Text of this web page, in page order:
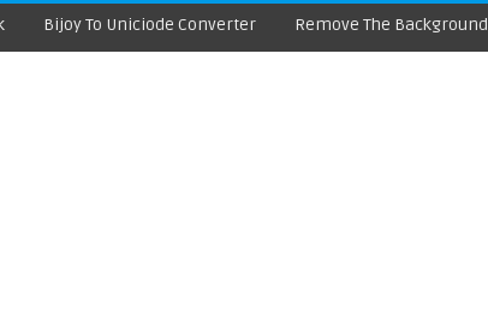
Bijoy To Uniciode Converter Remove The Background